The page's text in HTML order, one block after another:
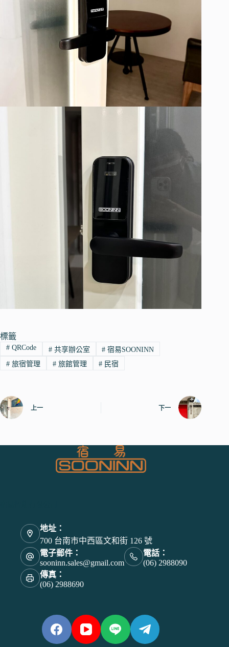
標籤
#QRCode #共享辦公室 # 宿易SOONINN
#旅宿管理 #旅館管理 # 民宿
上一 下一
地址：
700 台南市中西區文和街 126 號
電子郵件：
sooninn.sales@gmail.com
電話：
(06) 2988090
傳真：
(06) 2988690